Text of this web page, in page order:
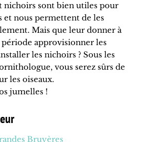
nichoirs sont bien utiles pour
et nous permettent de les
Mais que leur donner à
période approvisionner les
les nichoirs ? Sous les
vous serez sûrs de
les oiseaux.
jumelles !
Bruyères